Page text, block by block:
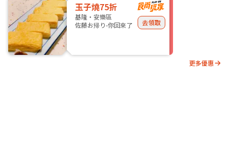
玉子燒75折
基隆・安樂區
佐藤お帰り-你回來了
去領取
更多優惠